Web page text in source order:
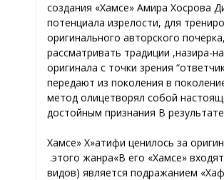
создания «Хамсе» Амира Хосрова
потенциала и
оригинального авторского
рассматривать традиции
оригинала с точки зрения “
передают из поколения в
метод олицетворял собой
достойным признания В
«Хамсе» Хатифи ценилось за
этого жанра. В его «Хамсе»
видов) является подражанием